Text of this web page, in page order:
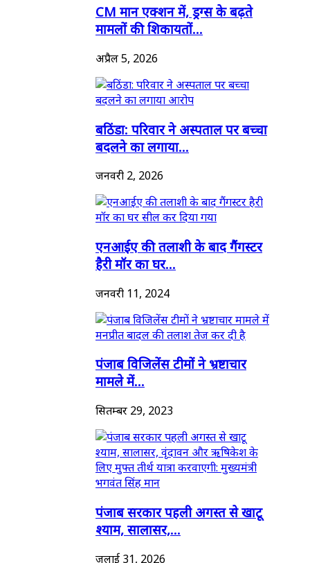
CM मान एक्शन में, ड्रग्स के बढ़ते
मामलों की शिकायतों...
अप्रैल 5, 2026
बठिंडा: परिवार ने अस्पताल पर बच्चा
बदलने का लगाया...
जनवरी 2, 2026
एनआईए की तलाशी के बाद गैंगस्टर
हैरी मॉर का घर...
जनवरी 11, 2024
पंजाब विजिलेंस टीमों ने भ्रष्टाचार
मामले में...
सितम्बर 29, 2023
पंजाब सरकार पहली अगस्त से खाटू
श्याम, सालासर,...
जुलाई 31, 2026